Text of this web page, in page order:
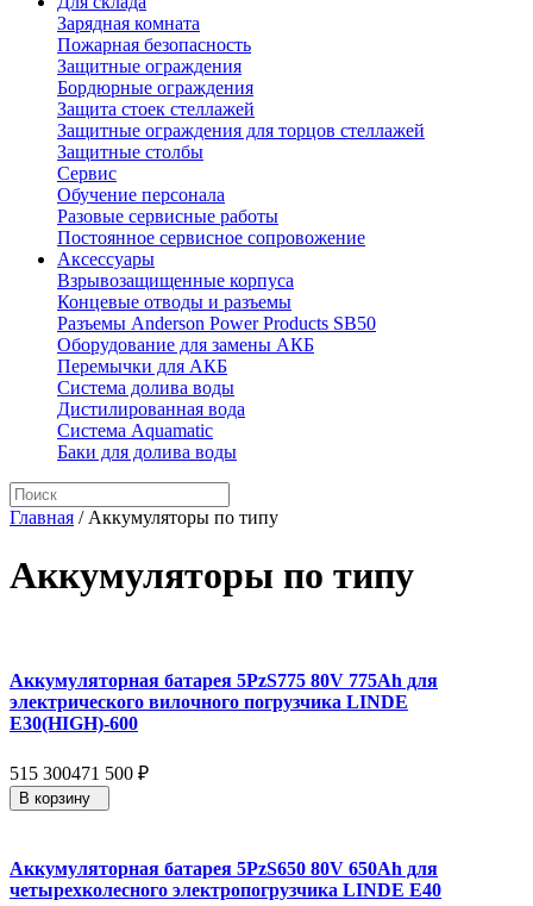
Зарядная комната
Пожарная безопасность
Защитные ограждения
Бордюрные ограждения
Защита стоек стеллажей
Защитные ограждения для торцов стеллажей
Защитные столбы
Сервис
Обучение персонала
Разовые сервисные работы
Постоянное сервисное сопровожение
Аксессуары
Взрывозащищенные корпуса
Концевые отводы и разъемы
Разъемы Anderson Power Products SB50
Оборудование для замены АКБ
Перемычки для АКБ
Система долива воды
Дистилированная вода
Система Aquamatic
Баки для долива воды
Главная / Аккумуляторы по типу
Аккумуляторы по типу
Аккумуляторная батарея 5PzS775 80V 775Ah для
электрического вилочного погрузчика LINDE
E30(HIGH)-600
515 300471 500 ₽
В корзину
Аккумуляторная батарея 5PzS650 80V 650Ah для
четырехколесного электропогрузчика LINDE E40